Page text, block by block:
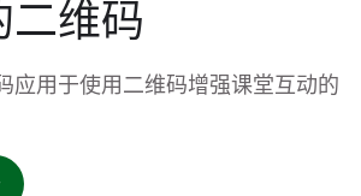
二维码
应用于使用二维码增强课堂互动的